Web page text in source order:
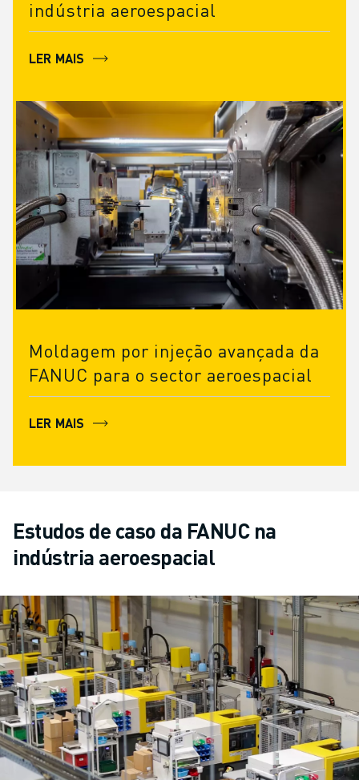
indústria aeroespacial
LER MAIS
Moldagem por injeção avançada da
FANUC para o sector aeroespacial
LER MAIS
Estudos de caso da FANUC na
indústria aeroespacial